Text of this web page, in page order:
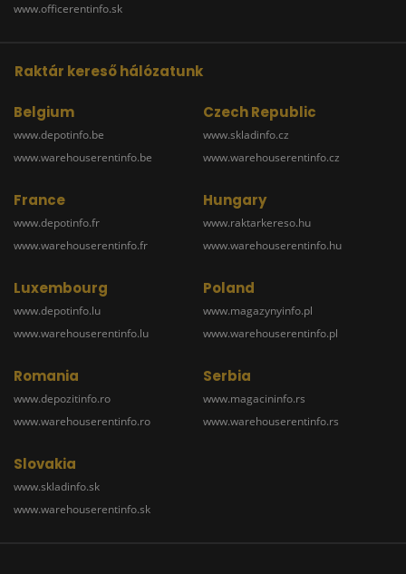
www.officerentinfo.sk
Raktár kereső hálózatunk
Belgium
www.depotinfo.be
www.warehouserentinfo.be
Czech Republic
www.skladinfo.cz
www.warehouserentinfo.cz
France
www.depotinfo.fr
www.warehouserentinfo.fr
Hungary
www.raktarkereso.hu
www.warehouserentinfo.hu
Luxembourg
www.depotinfo.lu
www.warehouserentinfo.lu
Poland
www.magazynyinfo.pl
www.warehouserentinfo.pl
Romania
www.depozitinfo.ro
www.warehouserentinfo.ro
Serbia
www.magacininfo.rs
www.warehouserentinfo.rs
Slovakia
www.skladinfo.sk
www.warehouserentinfo.sk